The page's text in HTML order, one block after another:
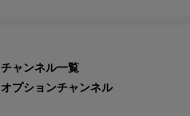
チャンネル一覧
オプションチャンネル